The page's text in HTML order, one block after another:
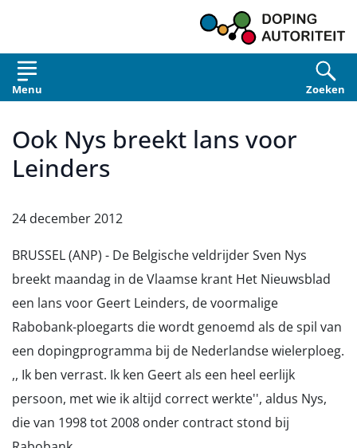
Menu Zoeken
Ook Nys breekt lans voor
Leinders
24 december 2012
BRUSSEL (ANP) - De Belgische veldrijder Sven Nys
breekt maandag in de Vlaamse krant Het Nieuwsblad
een lans voor Geert Leinders, de voormalige
Rabobank-ploegarts die wordt genoemd als de spil van
een dopingprogramma bij de Nederlandse wielerploeg.
,, Ik ben verrast. Ik ken Geert als een heel eerlijk
persoon, met wie ik altijd correct werkte'', aldus Nys,
die van 1998 tot 2008 onder contract stond bij